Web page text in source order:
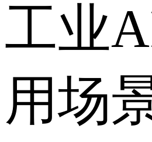
工业
用场